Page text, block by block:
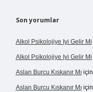
Son yorumlar
Alkol Psikolojiye Iyi Gelir Mi
Alkol Psikolojiye Iyi Gelir Mi
Aslan Burcu Kıskanır Mıiçin
Aslan Burcu Kıskanır Mıiçin